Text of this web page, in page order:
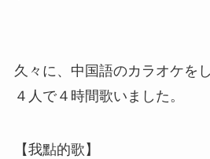
久々に、中国語のカラオケを
４人で４時間歌いました。
【我點的歌】